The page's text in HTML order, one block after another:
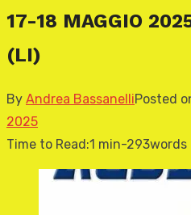
17-18 MAGGIO
(LI)
By Andrea BassanelliPosted
2025
Time to Read:1 min-293words